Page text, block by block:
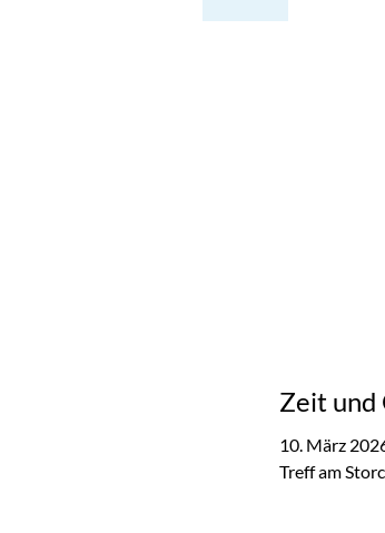
Zeit und
10. März
Treff am